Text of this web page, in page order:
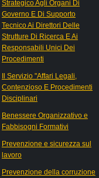
Strategico Agli Organi Di
Governo E Di Supporto
Tecnico Ai Direttori Delle
Strutture Di Ricerca E Ai
Responsabili Unici Dei
Procedimenti
Il Servizio "Affari Legali,
Contenzioso E Procedimenti
Disciplinari
Benessere Organizzativo e
Fabbisogni Formativi
Prevenzione e sicurezza sul
lavoro
Prevenzione della corruzione